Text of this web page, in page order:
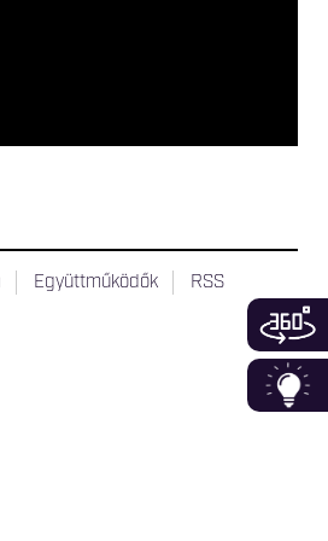
Együttműködők RSS